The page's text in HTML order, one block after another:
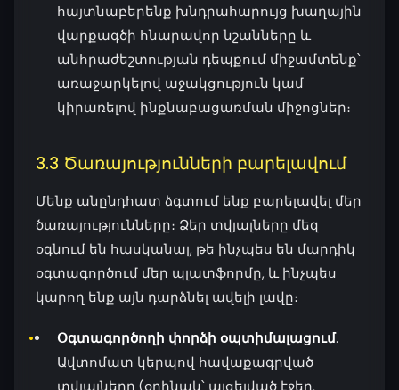
հայտնաբերենք խնդրահարույց խաղային
վարքագծի հնարավոր նշանները և
անհրաժեշտության դեպքում միջամտենք՝
առաջարկելով աջակցություն կամ
կիրառելով ինքնաբացառման միջոցներ։
3.3 Ծառայությունների բարելավում
Մենք անընդհատ ձգտում ենք բարելավել մեր
ծառայությունները։ Ձեր տվյալները մեզ
օգնում են հասկանալ, թե ինչպես են մարդիկ
օգտագործում մեր պլատֆորմը, և ինչպես
կարող ենք այն դարձնել ավելի լավը։
Օգտագործողի փորձի օպտիմալացում.
Ավտոմատ կերպով հավաքագրված
տվյալները (օրինակ՝ այցելված էջեր,